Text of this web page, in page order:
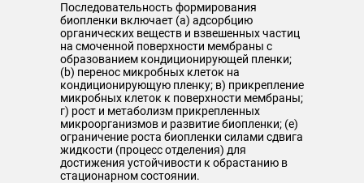
Последовательность формирования
биопленки включает (а) адсорбцию
органических веществ и взвешенных частиц
на смоченной поверхности мембраны с
образованием кондиционирующей пленки;
(b) перенос микробных клеток на
кондиционирующую пленку; в) прикрепление
микробных клеток к поверхности мембраны;
г) рост и метаболизм прикрепленных
микроорганизмов и развитие биопленки; (e)
ограничение роста биопленки силами сдвига
жидкости (процесс отделения) для
достижения устойчивости к обрастанию в
стационарном состоянии.